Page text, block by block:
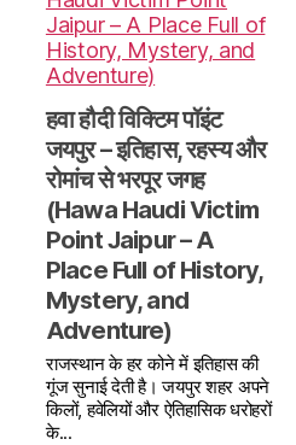
हवा हौदी विक्टिम पॉइंट
जयपुर – इतिहास, रहस्य और
रोमांच से भरपूर जगह
(Hawa Haudi Victim
Point Jaipur – A
Place Full of History,
Mystery, and
Adventure)
राजस्थान के हर कोने में इतिहास की
गूंज सुनाई देती है। जयपुर शहर अपने
किलों, हवेलियों और ऐतिहासिक धरोहरों
के...